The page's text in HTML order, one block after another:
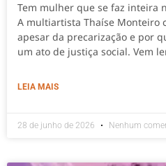
Tem mulher que se faz inteira
A multiartista Thaíse Monteiro
apesar da precarização e por
um ato de justiça social. Vem
LEIA MAIS
28 de junho de 2026 Nenhum